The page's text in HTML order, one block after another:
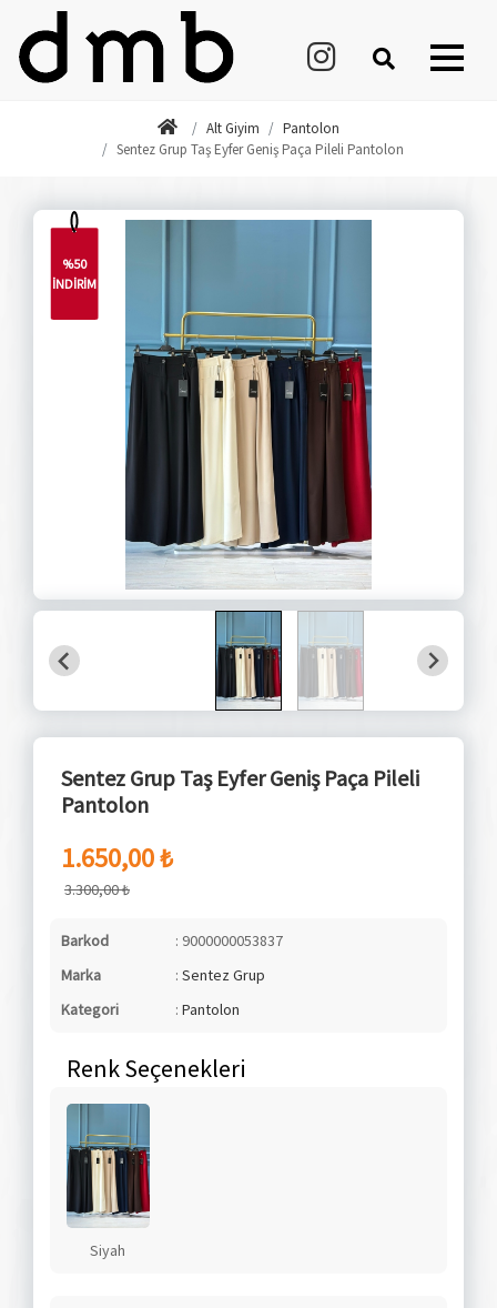
Alt Giyim
Pantolon
Sentez Grup Taş Eyfer Geniş Paça Pileli Pantolon
%50
İNDİRİM
Sentez Grup Taş Eyfer Geniş Paça Pileli
Pantolon
1.650,00 ₺
3.300,00 ₺
Barkod
: 9000000053837
Marka
: Sentez Grup
Kategori
: Pantolon
Renk Seçenekleri
Siyah